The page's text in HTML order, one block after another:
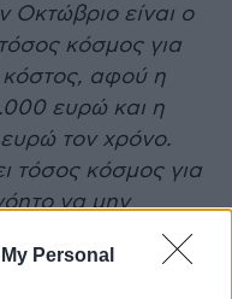
Personal
Οκτώβριο είναι ο
κόσμος για
κόστος, αφού η
ευρώ και η
τον χρόνο.
τόσος κόσμος για
να μην
να είναι
προστασία».